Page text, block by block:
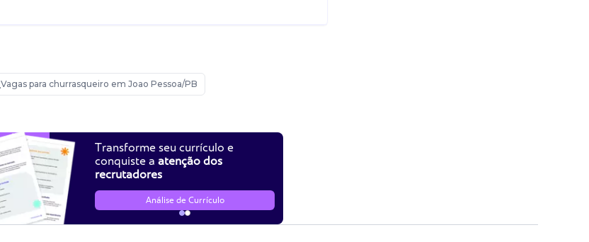
Vagas para churrasqueiro em Joao Pessoa/PB
Transforme seu currículo e
conquiste a atenção dos
recrutadores
Análise de Currículo